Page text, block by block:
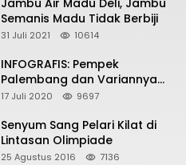
Jambu Air Madu Deli, Jambu
Semanis Madu Tidak Berbiji
31 Juli 2021 10614
INFOGRAFIS: Pempek
Palembang dan Variannya
yang Melegenda
17 Juli 2020 9697
Senyum Sang Pelari Kilat di
Lintasan Olimpiade
25 Agustus 2016 7136